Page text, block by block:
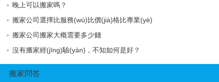
晚上可以搬家嗎？
搬家公司選擇比服務(wù)比價(jià)格比專業(yè)
搬家公司搬家大概需要多少錢
沒有搬家經(jīng)驗(yàn)，不知如何是好？
搬家問答